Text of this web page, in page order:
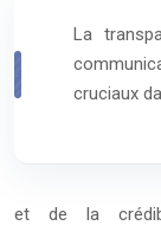
La
cruciaux
et de la